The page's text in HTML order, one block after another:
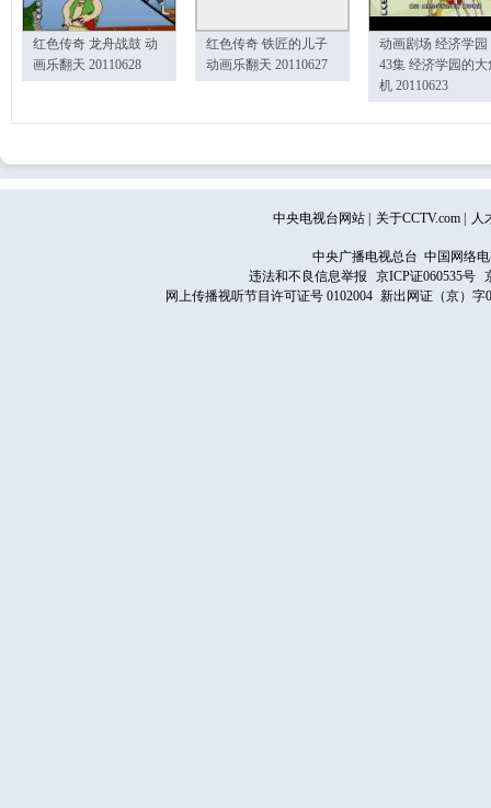
红色传奇 龙舟战鼓 动
画乐翻天 20110628
红色传奇 铁匠的儿子
动画乐翻天 20110627
动画剧场 经济学园
43集 经济学园的大
机 20110623
中央电视台网站 关于CCTV.com 人
中央广播电视总台 中国网络
违法和不良信息举报
京ICP证060535号
网上传播视听节目许可证号 0102004 新出网证（京）